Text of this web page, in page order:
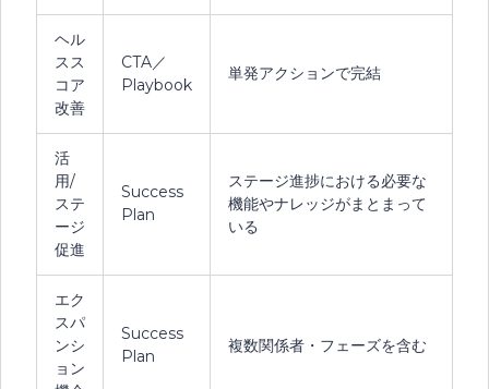
ヘル
スス
コア
改善
CTA／
Playbook
単発アクションで完結
活
用/
ステ
ージ
促進
Success
Plan
ステージ進捗における必要な
機能やナレッジがまとまって
いる
エク
スパ
ンシ
ョン
Success
Plan
複数関係者・フェーズを含む